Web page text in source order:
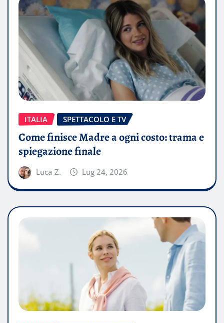
ITALIA SPETTACOLO E TV
Come finisce Madre a ogni costo: trama e
spiegazione finale
Luca Z. Lug 24, 2026